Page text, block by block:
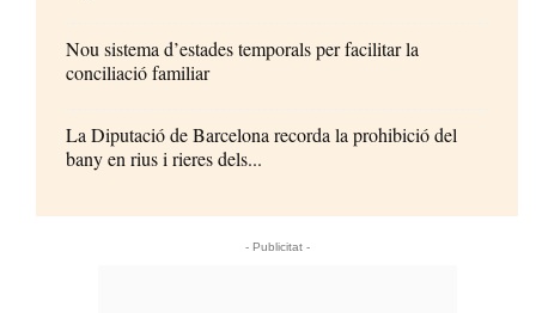
Nou sistema d’estades temporals per facilitar la
conciliació familiar
La Diputació de Barcelona recorda la prohibició del
bany en rius i rieres dels...
- Publicitat -